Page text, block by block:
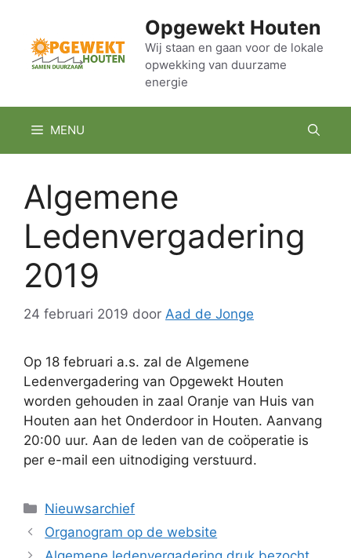
inhoud
Opgewekt Houten
Wij staan en gaan voor de lokale
opwekking van duurzame
energie
MENU
Algemene
Ledenvergadering
2019
24 februari 2019 door Aad de Jonge
Op 18 februari a.s. zal de Algemene
Ledenvergadering van Opgewekt Houten
worden gehouden in zaal Oranje van Huis van
Houten aan het Onderdoor in Houten. Aanvang
20:00 uur. Aan de leden van de coöperatie is
per e-mail een uitnodiging verstuurd.
Categorieën
Nieuwsarchief
Organogram op de website